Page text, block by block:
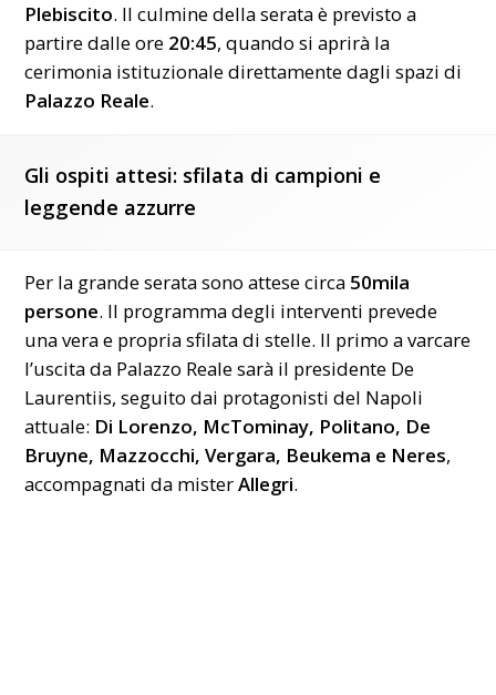
Plebiscito. Il culmine della serata è previsto a
partire dalle ore 20:45, quando si aprirà la
cerimonia istituzionale direttamente dagli spazi di
Palazzo Reale.
Gli ospiti attesi: sfilata di campioni e
leggende azzurre
Per la grande serata sono attese circa 50mila
persone. Il programma degli interventi prevede
una vera e propria sfilata di stelle. Il primo a varcare
l’uscita da Palazzo Reale sarà il presidente De
Laurentiis, seguito dai protagonisti del Napoli
attuale: Di Lorenzo, McTominay, Politano, De
Bruyne, Mazzocchi, Vergara, Beukema e Neres,
accompagnati da misterAllegri.